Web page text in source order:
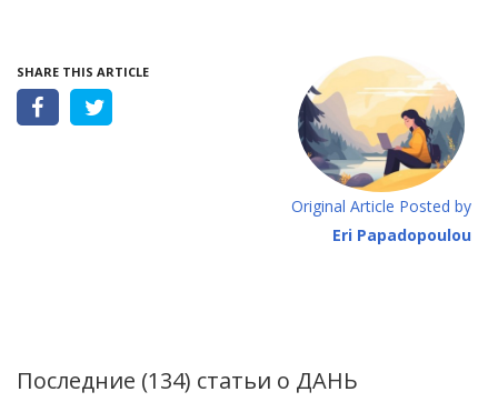
SHARE THIS ARTICLE
Original Article Posted by
Eri Papadopoulou
Последние (134) статьи о ДАНЬ